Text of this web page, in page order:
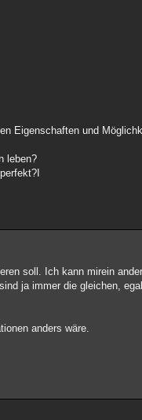
Eigenschaften und
leben?
soll. Ich kann mirein
ja immer die gleichen,
anders wäre.